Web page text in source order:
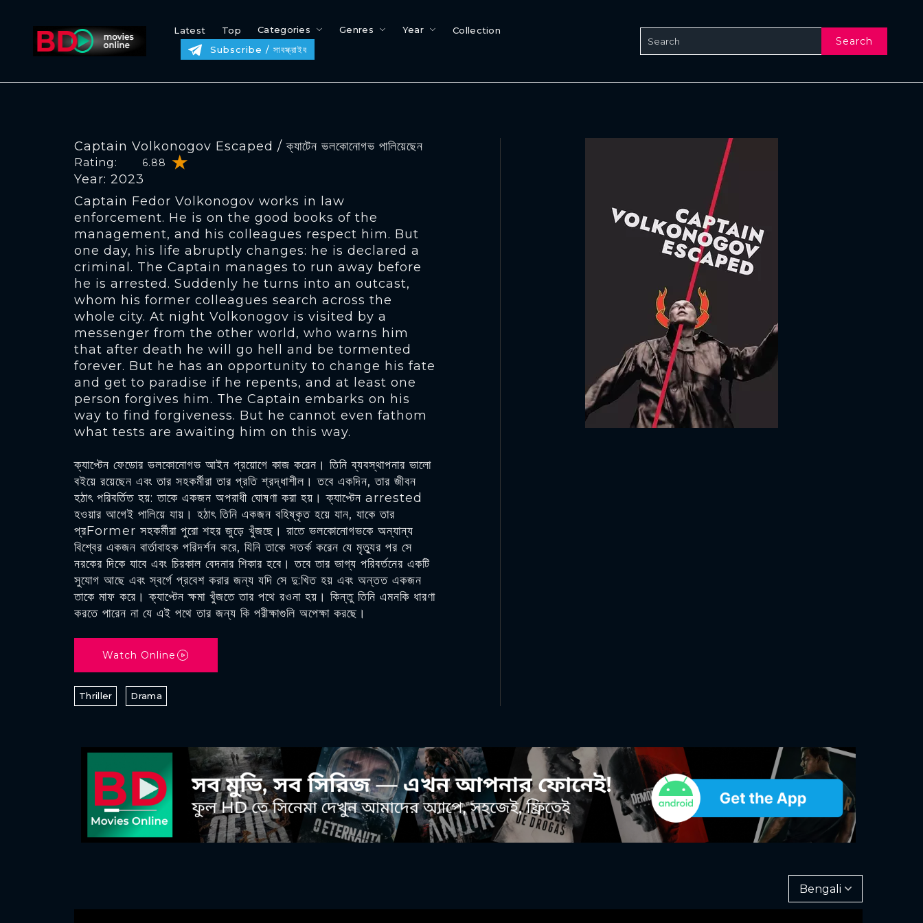
Latest Top Categories Genres Year
Collection
Subscribe / সাবস্ক্রাইব
Search
Captain Volkonogov Escaped / ক্যাটেন ভলকোনোগভ পালিয়েছেন
Rating: 6.88
Year: 2023
Captain Fedor Volkonogov works in law
enforcement. He is on the good books of the
management, and his colleagues respect him. But
one day, his life abruptly changes: he is declared a
criminal. The Captain manages to run away before
he is arrested. Suddenly he turns into an outcast,
whom his former colleagues search across the
whole city. At night Volkonogov is visited by a
messenger from the other world, who warns him
that after death he will go hell and be tormented
forever. But he has an opportunity to change his fate
and get to paradise if he repents, and at least one
person forgives him. The Captain embarks on his
way to find forgiveness. But he cannot even fathom
what tests are awaiting him on this way.
ক্যাপ্টেন ফেডোর ভলকোনোগভ আইন প্রয়োগে কাজ করেন। তিনি ব্যবস্থাপনার ভালো
বইয়ে রয়েছেন এবং তার সহকর্মীরা তার প্রতি শ্রদ্ধাশীল। তবে একদিন, তার জীবন
হঠাৎ পরিবর্তিত হয়: তাকে একজন অপরাধী ঘোষণা করা হয়। ক্যাপ্টেন arrested
হওয়ার আগেই পালিয়ে যায়। হঠাৎ তিনি একজন বহিষ্কৃত হয়ে যান, যাকে তার
প্রFormer সহকর্মীরা পুরো শহর জুড়ে খুঁজছে। রাতে ভলকোনোগভকে অন্যান্য
বিশ্বের একজন বার্তাবাহক পরিদর্শন করে, যিনি তাকে সতর্ক করেন যে মৃত্যুর পর সে
নরকের দিকে যাবে এবং চিরকাল বেদনার শিকার হবে। তবে তার ভাগ্য পরিবর্তনের একটি
সুযোগ আছে এবং স্বর্গে প্রবেশ করার জন্য যদি সে দু:খিত হয় এবং অন্তত একজন
তাকে মাফ করে। ক্যাপ্টেন ক্ষমা খুঁজতে তার পথে রওনা হয়। কিন্তু তিনি এমনকি ধারণা
করতে পারেন না যে এই পথে তার জন্য কি পরীক্ষাগুলি অপেক্ষা করছে।
Watch Online
Thriller Drama